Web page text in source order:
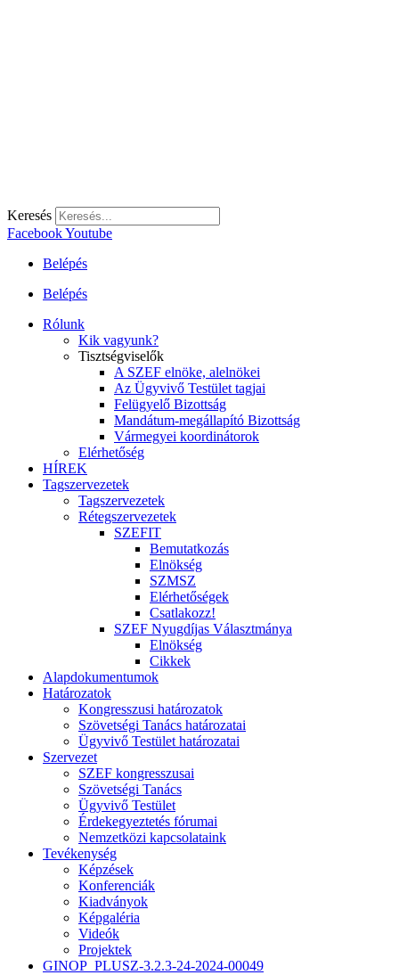
Keresés
FacebookYoutube
Belépés
Belépés
Rólunk
Kik vagyunk?
Tisztségviselők
A SZEF elnöke, alelnökei
Az Ügyvivő Testület tagjai
Felügyelő Bizottság
Mandátum-megállapító Bizottság
Vármegyei koordinátorok
Elérhetőség
HÍREK
Tagszervezetek
Tagszervezetek
Rétegszervezetek
SZEFIT
Bemutatkozás
Elnökség
SZMSZ
Elérhetőségek
Csatlakozz!
SZEF Nyugdíjas Választmánya
Elnökség
Cikkek
Alapdokumentumok
Határozatok
Kongresszusi határozatok
Szövetségi Tanács határozatai
Ügyvivő Testület határozatai
Szervezet
SZEF kongresszusai
Szövetségi Tanács
Ügyvivő Testület
Érdekegyeztetés fórumai
Nemzetközi kapcsolataink
Tevékenység
Képzések
Konferenciák
Kiadványok
Képgaléria
Videók
Projektek
GINOP_PLUSZ-3.2.3-24-2024-00049